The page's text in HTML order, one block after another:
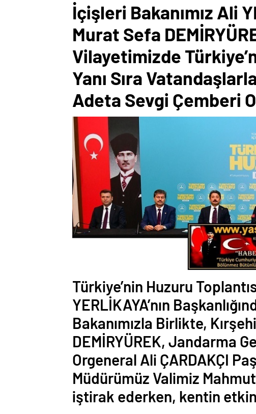
İçişleri Bakanımız Ali
Murat Sefa
Vilayetimizde
Yanı Sıra
Adeta Sevgi Çemberi
Türkiye’nin Huzuru
YERLİKAYA’nın
Bakanımızla Birlikte,
DEMİRYÜREK, Jandarma
Orgeneral Ali ÇARDAKÇI
Müdürümüz Valimiz
iştirak ederken, kentin